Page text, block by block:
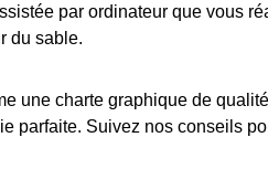
par ordinateur que vous
du sable.
une charte graphique de
parfaite. Suivez nos conseils